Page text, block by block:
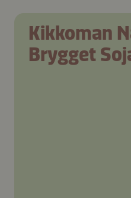
Kikkoman
Brygget